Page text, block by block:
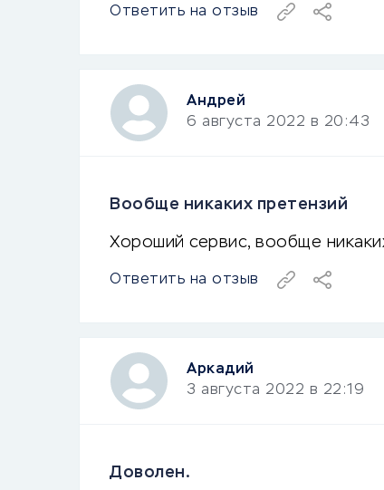
Ответить на отзыв
Андрей
6 августа 2022 в 20:43
Вообще никаких претензий
Хороший сервис, вообще
Ответить на отзыв
Аркадий
3 августа 2022 в 22:19
Доволен.